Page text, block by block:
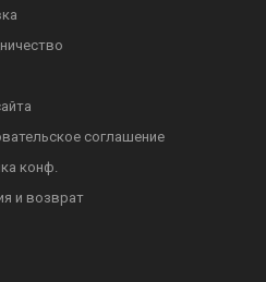
соглашение
конф.
и возврат